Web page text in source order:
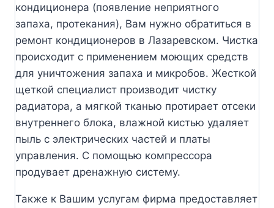
кондиционера (появление неприятного
запаха, протекания), Вам нужно обратиться в
ремонт кондиционеров в Лазаревском. Чистка
происходит с применением моющих средств
для уничтожения запаха и микробов. Жесткой
щеткой специалист производит чистку
радиатора, а мягкой тканью протирает отсеки
внутреннего блока, влажной кистью удаляет
пыль с электрических частей и платы
управления. С помощью компрессора
продувает дренажную систему.
Также к Вашим услугам фирма предоставляет